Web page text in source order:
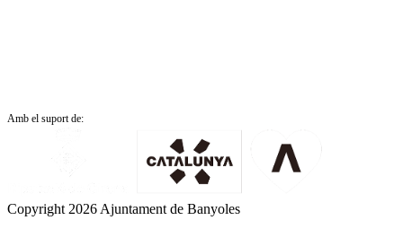
Amb el suport de:
Copyright 2026 Ajuntament de Banyoles